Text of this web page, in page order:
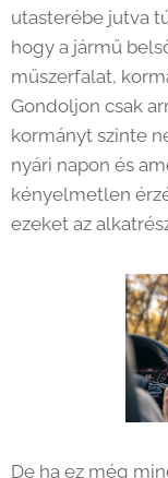
utasterébe jutva
hogy a jármű
műszerfalat,
Gondoljon csak
kormányt szinte
nyári napon és
kényelmetlen
ezeket az
De ha ez még